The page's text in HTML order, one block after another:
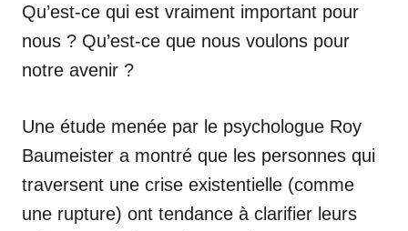
Qu’est-ce qui est vraiment important pour
nous ? Qu’est-ce que nous voulons pour
notre avenir ?
Une étude menée par le psychologue Roy
Baumeister a montré que les personnes qui
traversent une crise existentielle (comme
une rupture) ont tendance à clarifier leurs